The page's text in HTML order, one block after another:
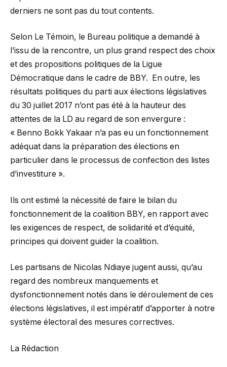
derniers ne sont pas du tout contents.
Selon Le Témoin, le Bureau politique a demandé à
l’issu de la rencontre, un plus grand respect des choix
et des propositions politiques de la Ligue
Démocratique dans le cadre de BBY. En outre, les
résultats politiques du parti aux élections législatives
du 30 juillet 2017 n’ont pas été à la hauteur des
attentes de la LD au regard de son envergure :
« Benno Bokk Yakaar n’a pas eu un fonctionnement
adéquat dans la préparation des élections en
particulier dans le processus de confection des listes
d’investiture ».
Ils ont estimé la nécessité de faire le bilan du
fonctionnement de la coalition BBY, en rapport avec
les exigences de respect, de solidarité et d’équité,
principes qui doivent guider la coalition.
Les partisans de Nicolas Ndiaye jugent aussi, qu’au
regard des nombreux manquements et
dysfonctionnement notés dans le déroulement de ces
élections législatives, il est impératif d’apporter à notre
système électoral des mesures correctives.
La Rédaction